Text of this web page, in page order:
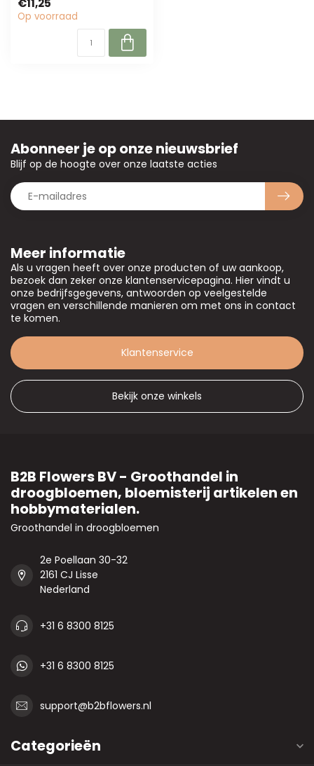
ide...
€11,25
Op voorraad
Meer informatie
Als u vragen heeft over onze producten of uw aankoop,
bezoek dan zeker onze klantenservicepagina. Hier vindt u
onze bedrijfsgegevens, antwoorden op veelgestelde
vragen en verschillende manieren om met ons in contact
te komen.
Klantenservice
Bekijk onze winkels
Abonneer je op onze nieuwsbrief
Blijf op de hoogte over onze laatste acties
B2B Flowers BV - Groothandel in
droogbloemen, bloemisterij artikelen en
hobbymaterialen.
Groothandel in droogbloemen
2e Poellaan 30-32
2161 CJ Lisse
Nederland
+31 6 8300 8125
+31 6 8300 8125
support@b2bflowers.nl
Categorieën